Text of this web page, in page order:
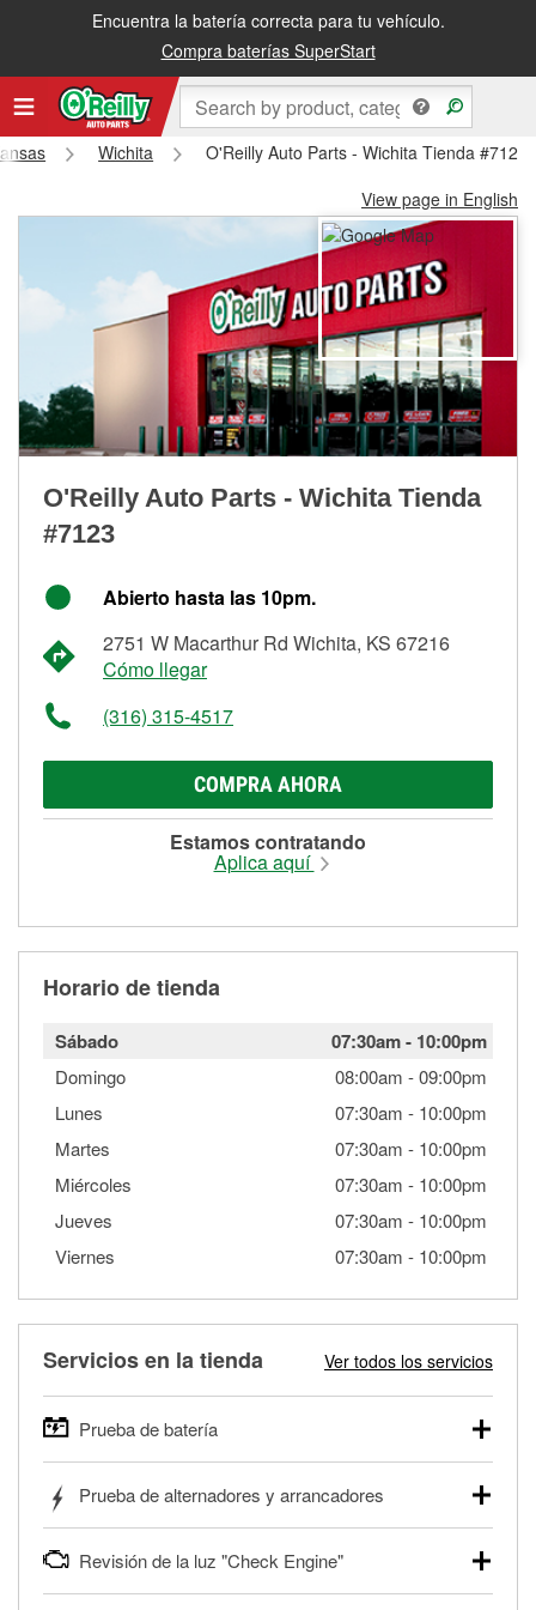
Encuentra la batería correcta para tu vehículo.
Compra baterías SuperStart
Recibe tu orden gratis al día siguiente o recógela en la tienda
Wichita
O'Reilly Auto Parts - Wichita Tienda #7123
View page in English
O'Reilly Auto Parts - Wichita Tienda
#7123
Abierto hasta las 10pm.
2751 W Macarthur Rd Wichita, KS 67216
Cómo llegar
(316) 315-4517
COMPRA AHORA
Estamos contratando
Aplica aquí
Horario de tienda
Sábado 07:30am- 10:00pm
Domingo 08:00am -09:00pm
Lunes
07:30am - 10:00pm
Martes
07:30am - 10:00pm
Miércoles
07:30am - 10:00pm
Jueves
07:30am - 10:00pm
Viernes
07:30am - 10:00pm
Servicios en la tienda Ver todos los servicios
Prueba de batería
autos, camionetas, SUVs, vehículos comerciales y
pesados, y para deportes motorizados. Las baterías
pueden probarse dentro o fuera del vehículo y cargarse en
la tienda si es necesario. Si necesitas una batería nueva,
uno de nuestros profesionales te ayudará a encontrar la
Prueba de alternadores y arrancadores
motor de arranque o alternador. Lleva tu vehículo a tu
Revisión de la luz "Check Engine"